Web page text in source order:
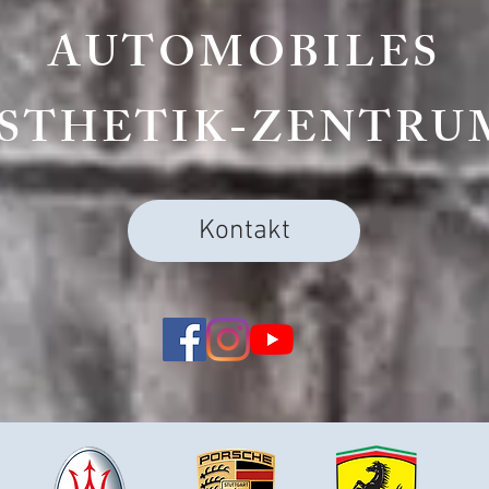
AUTOMOBILES
Kontakt